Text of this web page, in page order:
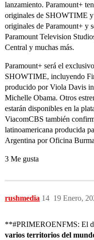
lanzamiento. Paramount+
originales de SHOWTIME
originales de Paramount+ y
Paramount Television
Central y muchas más.
Paramount+ será el
SHOWTIME, incluyendo
producido por Viola Davis
Michelle Obama. Otros
estarán disponibles en la
ViacomCBS también
latinoamericana producida
Argentina por Oficina
3 Me gusta
rushmedia 19 Enero,
14
**#PRIMEROENFMS: El
varios territorios del